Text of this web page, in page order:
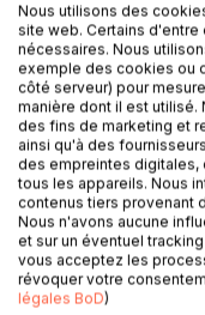
DESCRIPTION
Venez découvrir
grâce à une analyse
spécialiste
recommandée par
contient la biographie
mouvement littéraire,
Nous utilisons des
site web. Certains
nécessaires. Nous
exemple des cookies ou
côté serveur) pour
manière dont il est
des fins de marketing et
ainsi qu'à des
des empreintes digitales,
tous les appareils. Nous
contenus tiers provenant
Nous n'avons aucune
et sur un éventuel
vous acceptez les
révoquer votre
légales BoD)